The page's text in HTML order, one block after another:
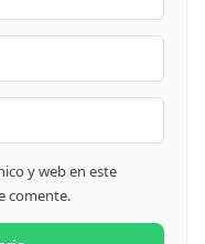
y web en este
comente.